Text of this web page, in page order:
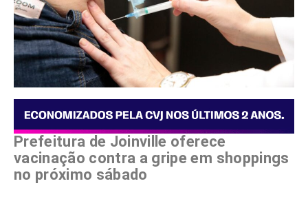
Prefeitura de Joinville oferece
vacinação contra a gripe em shoppings
no próximo sábado